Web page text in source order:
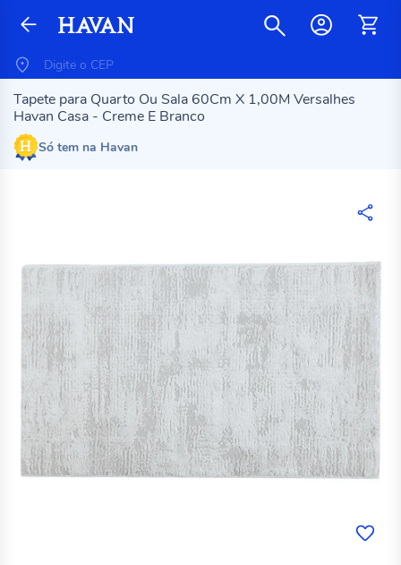
Tapete para Quarto Ou Sala 60Cm X 1,00M Versalhes
Havan Casa - Creme E Branco
Só tem na Havan